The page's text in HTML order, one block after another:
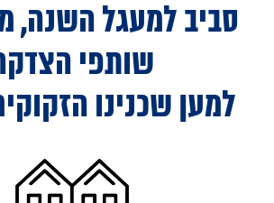
סביב למעגל השנה,
שותפי
למען שכנינו